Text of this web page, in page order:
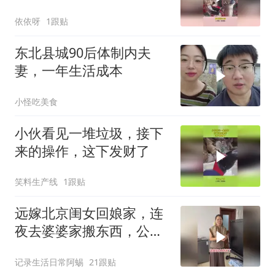
依依呀 1跟贴
东北县城90后体制内夫
妻，一年生活成本
小怪吃美食
小伙看见一堆垃圾，接下
来的操作，这下发财了
笑料生产线 1跟贴
远嫁北京闺女回娘家，连
夜去婆婆家搬东西，公公
记录生活日常阿蜴 21跟贴